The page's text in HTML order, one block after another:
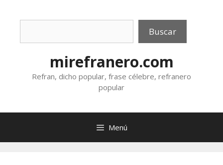
Buscar
mirefranero.com
Refran, dicho popular, frase célebre, refranero
popular
Menú